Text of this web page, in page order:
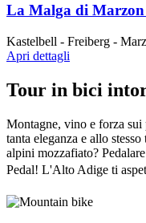
La Malga di
Kastelbell - Freiberg -
Apri dettagli
Tour in bici
Montagne, vino e forza
tanta eleganza e allo
alpini mozzafiato?
Pedal! L'Alto Adige ti